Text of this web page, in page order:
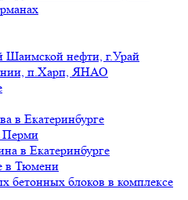
Шаимской нефти, г.Урай
п.Харп, ЯНАО
в Екатеринбурге
Перми
в Екатеринбурге
в Тюмени
бетонных блоков в комплексе